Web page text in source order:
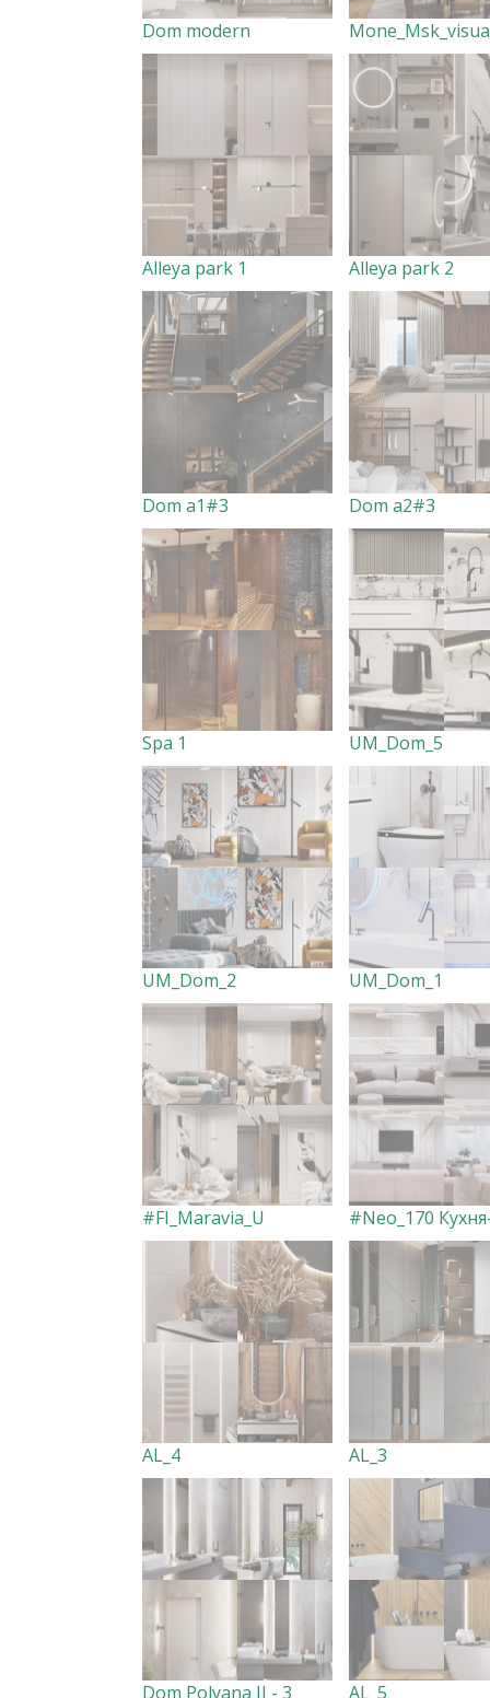
Dom modern
Alleya park 1 Alleya park 2
Dom a1#3 Dom a2#3
Spa 1 UM_Dom_5
UM_Dom_2 UM_Dom_1
#FI_Maravia_U
AL_4 AL_3
Dom Polyana II - 3 AL_5